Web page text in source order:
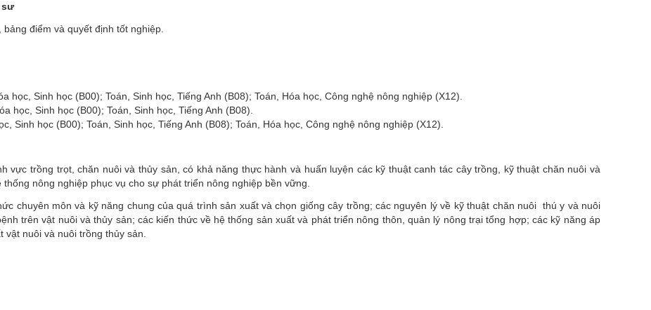
sư
điểm và quyết định tốt nghiệp.
học, Sinh học (B00); Toán, Sinh học, Tiếng Anh (B08); Toán, Hóa học, Công nghệ nông nghiệp (X12).
học, Sinh học (B00); Toán, Sinh học, Tiếng Anh (B08).
Sinh học (B00); Toán, Sinh học, Tiếng Anh (B08); Toán, Hóa học, Công nghệ nông nghiệp (X12).
vực trồng trọt, chăn nuôi và thủy sản , có khả năng thực hành và huấn luyện các kỹ thuật canh tác cây trồng, kỹ thuật chăn nuôi và
thống nông nghiệp phục vụ cho sự phát triển nông nghiệp bền vững
chuyên môn và kỹ năng chung của quá trình sản xuất và chọn giống cây trồng;các nguyên lý về kỹ thuật chăn nuôi thú y và nuôi
trên vật nuôi và thủy sản; các kiến thức về hệ thống sản xuất và phát triển nông thôn, quản lý nông trại tổng hợp; các kỹ năng áp
nuôi và nuôi trồng thủy sản.